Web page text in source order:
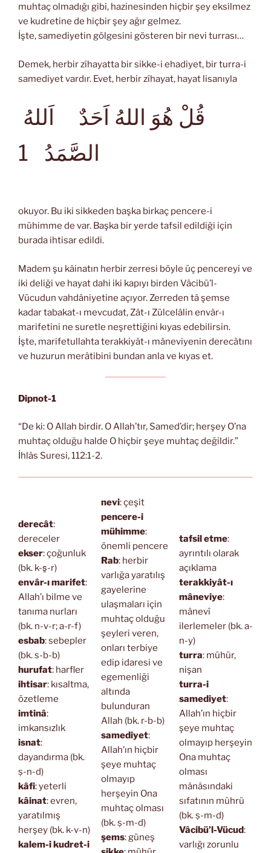
muhtaç olmadığı gibi, hazinesinden hiçbir şey eksilmez
ve kudretine de hiçbir şey ağır gelmez.
İşte, samediyetin gölgesini gösteren bir nevi turrası…
Demek, herbir zîhayatta bir sikke-i ehadiyet, bir turra-i
samediyet vardır. Evet, herbir zîhayat, hayat lisanıyla
الصَّمَدُ
okuyor. Bu iki sikkeden başka birkaç pencere-i
mühimme de var. Başka bir yerde tafsil edildiği için
burada ihtisar edildi.
Madem şu kâinatın herbir zerresi böyle üç pencereyi ve
iki deliği ve hayat dahi iki kapıyı birden Vâcibü’l-
Vücudun vahdâniyetine açıyor. Zerreden tâ şemse
kadar tabakat-ı mevcudat, Zât-ı Zülcelâlin envâr-ı
marifetini ne suretle neşrettiğini kıyas edebilirsin.
İşte, marifetullahta terakkiyât-ı mâneviyenin derecâtını
ve huzurun merâtibini bundan anla ve kıyas et.
Dipnot-1
“De ki: O Allah birdir. O Allah’tır, Samed’dir; herşey O’na
muhtaç olduğu halde O hiçbir şeye muhtaç değildir.”
İhlâs Suresi, 112:1-2.
derecât:
dereceler
ekser: çoğunluk
(bk. k-s̱-r)
envâr-ı marifet:
Allah’ı bilme ve
tanıma nurları
(bk. n-v-r; a-r-f)
esbab: sebepler
(bk. s-b-b)
hurufat: harfler
ihtisar: kısaltma,
özetleme
imtinâ:
imkansızlık
isnat:
dayandırma (bk.
ṣ-n-d)
kâfi: yeterli
kâinat: evren,
yaratılmış
herşey (bk. k-v-n)
kalem-i kudret-i
nevi: çeşit
pencere-i
mühimme:
önemli pencere
Rab: herbir
varlığa yaratılış
gayelerine
ulaşmaları için
muhtaç olduğu
şeyleri veren,
onları terbiye
edip idaresi ve
egemenliği
altında
bulunduran
Allah (bk. r-b-b)
samediyet:
Allah’ın hiçbir
şeye muhtaç
olmayıp
herşeyin Ona
muhtaç olması
(bk. ṣ-m-d)
şems: güneş
tafsil etme:
ayrıntılı olarak
açıklama
terakkiyât-ı
mâneviye:
mânevî
ilerlemeler (bk. a-
n-y)
turra: mühür,
nişan
turra-i
samediyet:
Allah’ın hiçbir
şeye muhtaç
olmayıp herşeyin
Ona muhtaç
olması
mânâsındaki
sıfatının mührü
(bk. ṣ-m-d)
Vâcibü’l-Vücud:
varlığı zorunlu